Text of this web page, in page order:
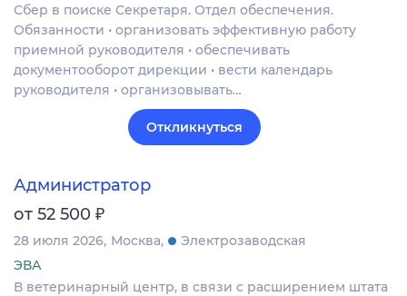
Сбер в поиске Секретаря. Отдел обеспечения.
Обязанности • организовать эффективную работу
приемной руководителя • обеспечивать
документооборот дирекции • вести календарь
руководителя • организовывать…
Откликнуться
Администратор
от 52 500 ₽
28 июля 2026 Москва
Электрозаводская
ЭВА
В ветеринарный центр, в связи с расширением штата